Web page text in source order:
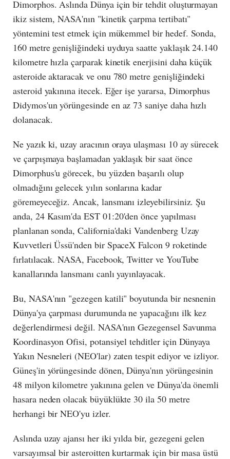
Dimorphos. Aslında Dünya için bir tehdit oluşturmayan
ikiz sistem, NASA'nın "kinetik çarpma tertibatı"
yöntemini test etmek için mükemmel bir hedef. Sonda,
160 metre genişliğindeki uyduya saatte yaklaşık 24.140
kilometre hızla çarparak kinetik enerjisini daha küçük
asteroide aktaracak ve onu 780 metre genişliğindeki
asteroid yakınına itecek. Eğer işe yararsa, Dimorphus
Didymos'un yörüngesinde en az 73 saniye daha hızlı
dolanacak.
Ne yazık ki, uzay aracının oraya ulaşması 10 ay sürecek
ve çarpışmaya başlamadan yaklaşık bir saat önce
Dimorphus'u görecek, bu yüzden başarılı olup
olmadığını gelecek yılın sonlarına kadar
göremeyeceğiz. Ancak, lansmanı izleyebilirsiniz. Şu
anda, 24 Kasım'da EST 01:20'den önce yapılması
planlanan sonda, California'daki Vandenberg Uzay
Kuvvetleri Üssü'nden bir SpaceX Falcon 9 roketinde
fırlatılacak. NASA, Facebook, Twitter ve YouTube
kanallarında lansmanı canlı yayınlayacak.
Bu, NASA'nın "gezegen katili" boyutunda bir nesnenin
Dünya'ya çarpması durumunda ne yapacağını ilk kez
değerlendirmesi değil. NASA'nın Gezegensel Savunma
Koordinasyon Ofisi, potansiyel tehditler için Dünyaya
Yakın Nesneleri (NEO'lar) zaten tespit ediyor ve izliyor.
Güneş'in yörüngesinde dönen, Dünya'nın yörüngesinin
48 milyon kilometre yakınına gelen ve Dünya'da önemli
hasara neden olacak büyüklükte 30 ila 50 metre
herhangi bir NEO'yu izler.
Aslında uzay ajansı her iki yılda bir, gezegeni gelen
varsayımsal bir asteroitten kurtarmak için bir masa üstü